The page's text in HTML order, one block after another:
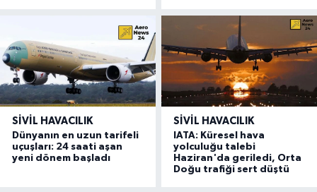
SIVIL HAVACILIK
Dünyanın en uzun tarifeli
uçuşları: 24 saati aşan
yeni dönem başladı
SIVIL HAVACILIK
IATA: Küresel hava
yolculuğu talebi
Haziran'da geriledi, Orta
Doğu trafiği sert düştü